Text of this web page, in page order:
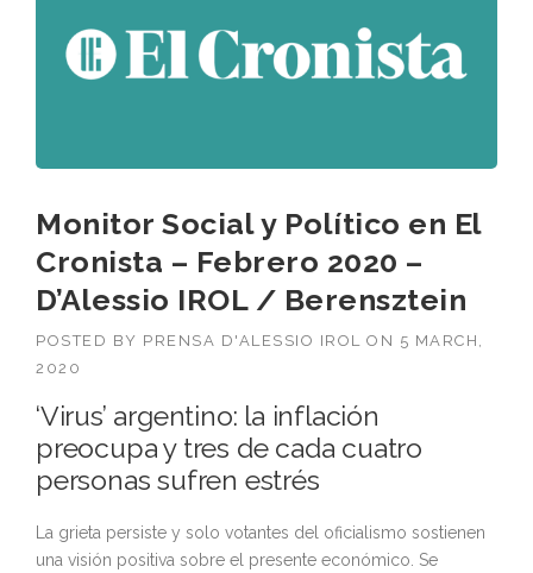
Monitor Social y Político en El
Cronista – Febrero 2020 –
D’Alessio IROL / Berensztein
POSTED BY PRENSA D'ALESSIO IROL ON 5 MARCH,
2020
‘Virus’ argentino: la inflación
preocupa y tres de cada cuatro
personas sufren estrés
La grieta persiste y solo votantes del oficialismo sostienen
una visión positiva sobre el presente económico. Se